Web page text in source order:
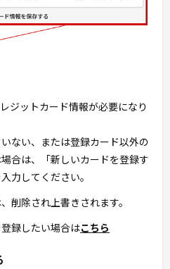
ジットカード情報が必要になり
ない、または登録カード以外の
合は、「新しいカードを登録す
力してください。
削除され上書きされます。
録したい場合はこちら